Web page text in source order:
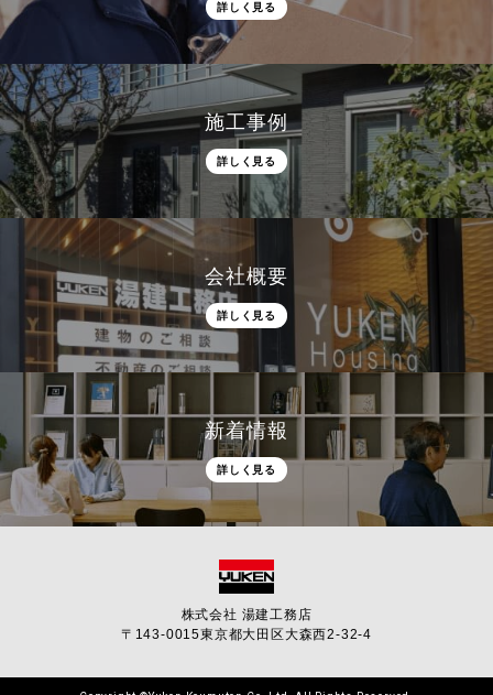
詳しく見る
施工事例
詳しく見る
会社概要
詳しく見る
新着情報
詳しく見る
株式会社 湯建工務店
〒143-0015東京都大田区大森西2-32-4